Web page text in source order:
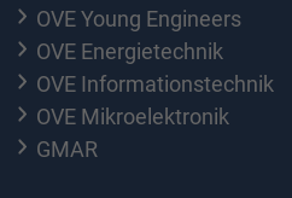
OVE Young Engineers
OVE Energietechnik
OVE Informationstechnik
OVE Mikroelektronik
GMAR